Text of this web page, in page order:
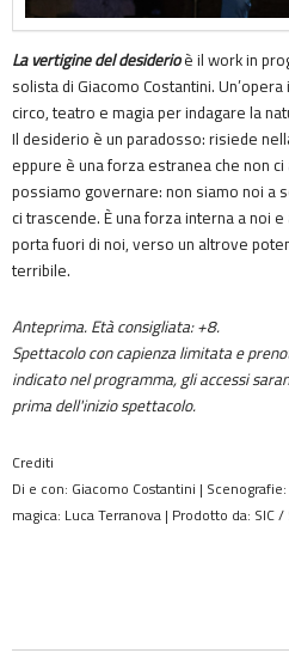
La vertigine del desiderioè il work in
solista di Giacomo Costantini.
circo, teatro e magia per indagare la
Il desiderio è un paradosso: risiede
eppure è una forza estranea che non
possiamo governare: non siamo noi a
ci trascende. È una forza interna a noi
porta fuori di noi, verso un altrove
terribile.
Anteprima. Età consigliata: +8.
Spettacolo con capienza limitata e
indicato nel programma, gli accessi
prima dell'inizio spettacolo.
Crediti
Di e con: Giacomo Costantini |
magica: Luca Terranova | Prodotto da: SIC